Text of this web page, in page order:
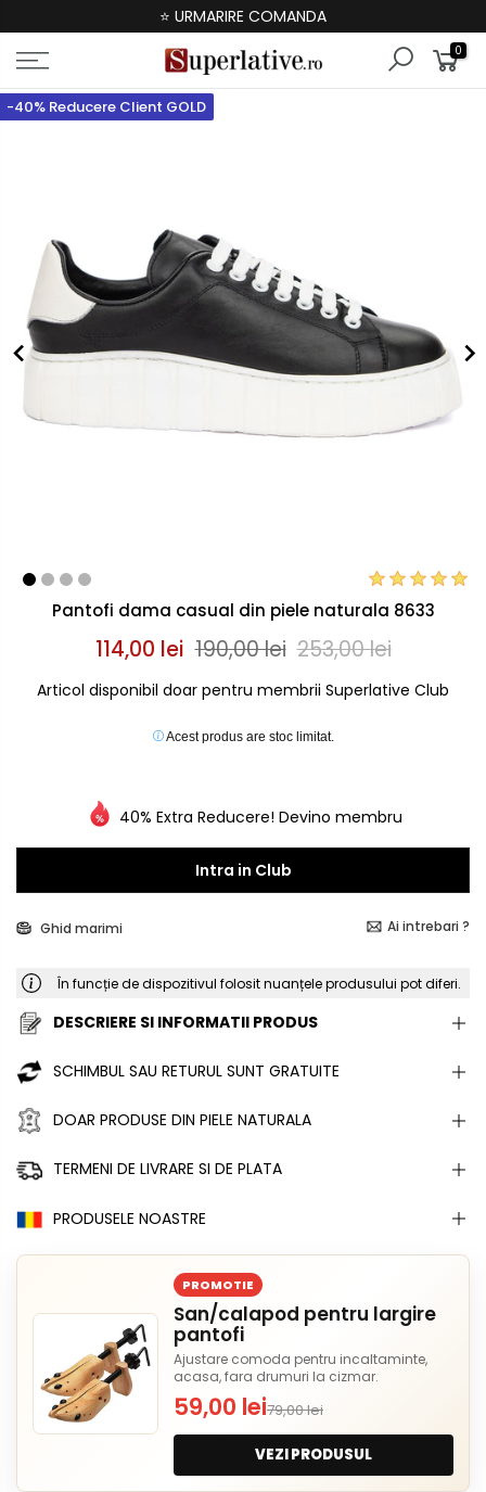
⭐ URMARIRE COMANDA
0
-40% Reducere Client GOLD
Pantofi dama casual din piele naturala 8633
114,00 lei 190,00 lei 253,00 lei
Articol disponibil doar pentru membrii Superlative Club
Acest produs are stoc limitat.
40% Extra Reducere! Devino membru
Intra in Club
Ghid marimi Ai intrebari ?
În funcție de dispozitivul folosit nuanțele produsului pot diferi.
DESCRIERE SI INFORMATII PRODUS
SCHIMBUL SAU RETURUL SUNT GRATUITE
DOAR PRODUSE DIN PIELE NATURALA
TERMENI DE LIVRARE SI DE PLATA
PRODUSELE NOASTRE
PROMOTIE
San/calapod pentru largire
pantofi
Ajustare comoda pentru incaltaminte,
acasa, fara drumuri la cizmar.
59,00 lei79,00 lei
VEZI PRODUSUL